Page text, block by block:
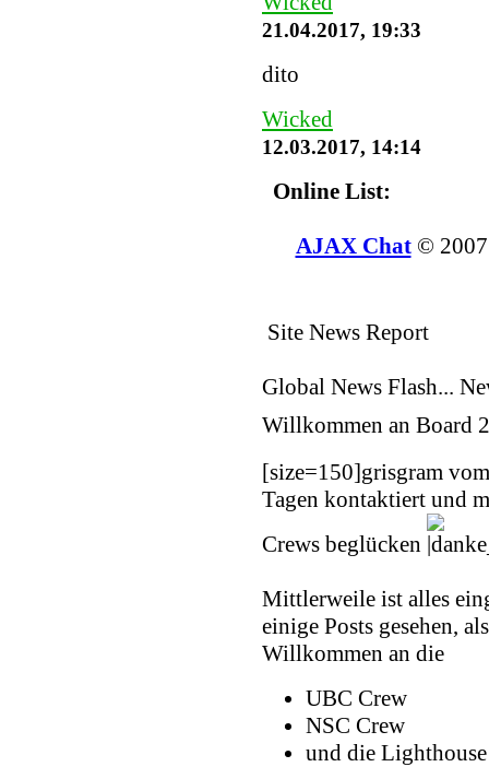
21.04.2017, 19:33
dito
Wicked
12.03.2017, 14:14
Online List:
AJAX Chat©
Site News Report
Global News Flash...
Willkommen an Board
[size=150]grisgram
Tagen kontaktiert und
Crews beglücken
Mittlerweile ist alles
einige Posts gesehen,
Willkommen an die
UBC Crew
NSC Crew
und die Lighthouse